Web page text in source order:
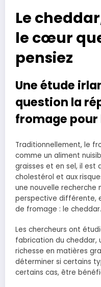
Le
le cœur
pensiez
Une étude
question la
fromage pour
Traditionnellement, le
comme un aliment
graisses et en sel, il est
cholestérol et aux
une nouvelle recherche
perspective différente,
de fromage : le cheddar.
Les chercheurs ont
fabrication du cheddar,
richesse en matières
déterminer si certains
certains cas, être